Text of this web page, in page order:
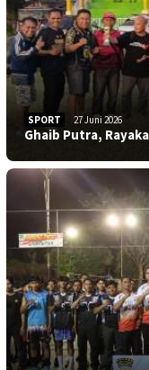
SPORT 27 Juni 2026
Ghaib Putra,